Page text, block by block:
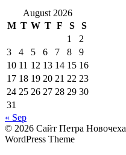
August 2026
M T W T F S
S
1
2
3
4 5 6 7 8
9
10 11 12 13 14 15 16
17 18 19 20 21 22 23
24 25 26 27 28 29 30
31
« Sep
© 2026 Сайт Петра Новочеха
WordPress Theme